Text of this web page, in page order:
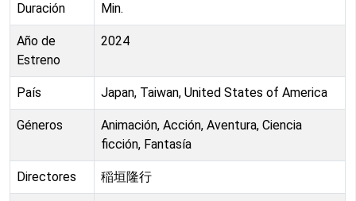
Duración Min.
Año de
Estreno
2024
País Japan, Taiwan, United States of America
Géneros
Animación, Acción, Aventura, Ciencia
ficción, Fantasía
Directores 稲垣隆行